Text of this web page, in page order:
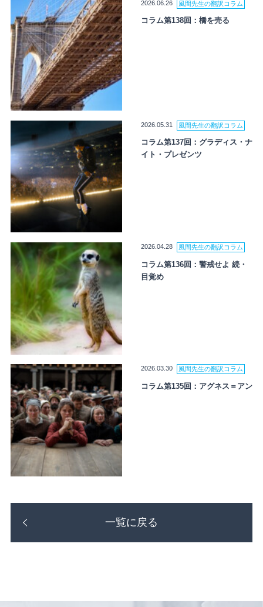
2026.06.26 風間先生の翻訳コラム
コラム第138回：橋を売る
2026.05.31 風間先生の翻訳コラム
コラム第137回：グラディス・ナ
イト・プレゼンツ
2026.04.28 風間先生の翻訳コラム
コラム第136回：警戒せよ 続・
目覚め
2026.03.30 風間先生の翻訳コラム
コラム第135回：アグネス＝アン
一覧に戻る